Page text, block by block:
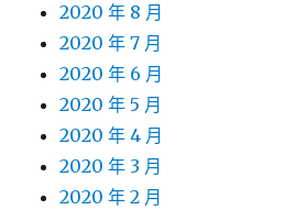
2020 年 8 月
2020 年 7 月
2020 年 6 月
2020 年 5 月
2020 年 4 月
2020 年 3 月
2020 年 2 月